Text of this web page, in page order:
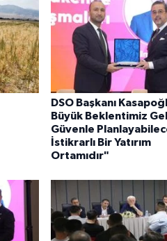
DSO Başkanı
Büyük Beklentimiz
Güvenle
İstikrarlı Bir Yatırım
Ortamıdır"